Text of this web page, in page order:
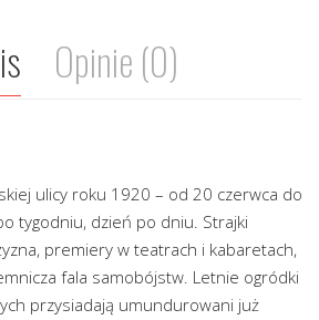
Opinie (0)
ulicy roku 1920 – od 20 czerwca do
tygodniu, dzień po dniu. Strajki
premiery w teatrach i kabaretach,
fala samobójstw. Letnie ogródki
przysiadają umundurowani już